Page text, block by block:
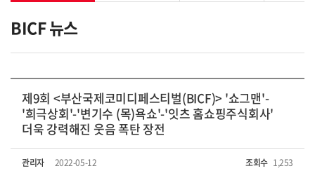
BICF 뉴스
제9회 <부산국제코미디페스티벌(BICF)> '쇼그맨'-
'희극상회'-'변기수 (목)욕쇼'-'잇츠 홈쇼핑주식회사'
더욱 강력해진 웃음 폭탄 장전
관리자 2022-05-12 조회수 1,253